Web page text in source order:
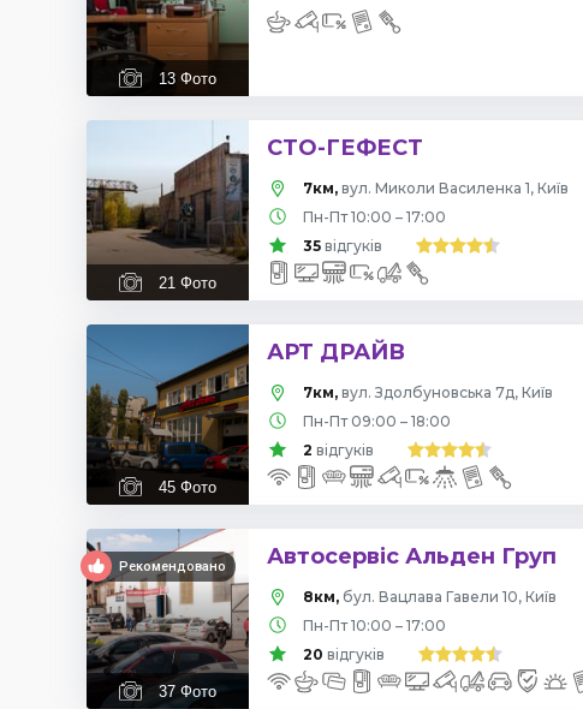
13 Фото
21 Фото
СТО-ГЕФЕСТ
7км, вул. Миколи Василенка 1, Київ
Пн-Пт 10:00 – 17:00
35 відгуків
45 Фото
АРТ ДРАЙВ
7км, вул. Здолбуновська 7д, Київ
Пн-Пт 09:00 – 18:00
2 відгуків
Рекомендовано
37 Фото
Автосервіс Альден Груп
8км, бул. Вацлава Гавели 10, Київ
Пн-Пт 10:00 – 17:00
20 відгуків